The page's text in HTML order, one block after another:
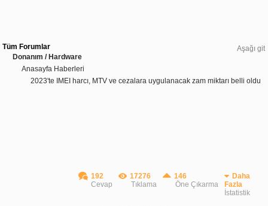
Aşağı git
Tüm Forumlar
Donanım / Hardware
Anasayfa Haberleri
2023'te IMEI harcı, MTV ve cezalara uygulanacak zam miktarı belli oldu
192
Cevap
17276
Tıklama
146
Öne Çıkarma
Daha
Fazla
İstatistik